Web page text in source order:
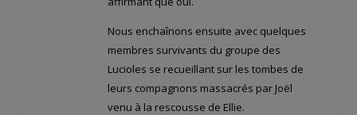
Nous enchaînons ensuite avec quelques
membres survivants du groupe des
Lucioles se recueillant sur les tombes de
leurs compagnons massacrés par Joël
venu à la rescousse de Ellie.